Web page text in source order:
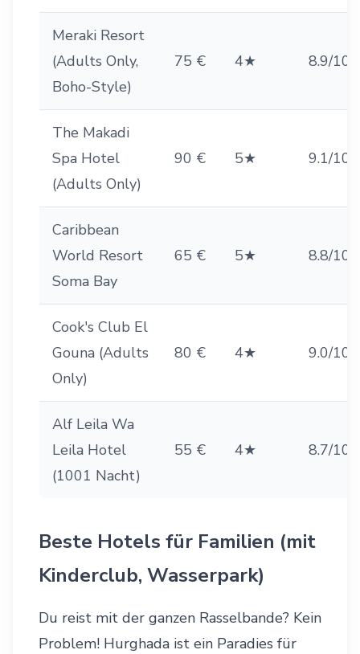
Meraki Resort
(Adults Only,
Boho-Style)
75 € 4★ 8.9/10
The Makadi
Spa Hotel
(Adults Only)
90 € 5★ 9.1/10
Caribbean
World Resort
Soma Bay
65 € 5★ 8.8/10
Cook's Club El
Gouna (Adults
Only)
80 € 4★ 9.0/10
Alf Leila Wa
Leila Hotel
(1001 Nacht)
55 € 4★ 8.7/10
Beste Hotels für Familien (mit
Kinderclub, Wasserpark)
Du reist mit der ganzen Rasselbande? Kein
Problem! Hurghada ist ein Paradies für